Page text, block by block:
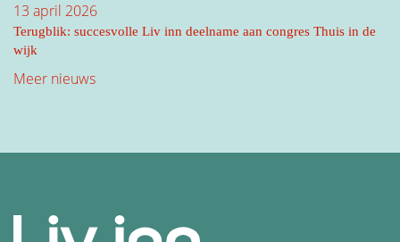
13 april 2026
Terugblik: succesvolle Liv inn deelname aan congres Thuis in de
wijk
Meer nieuws